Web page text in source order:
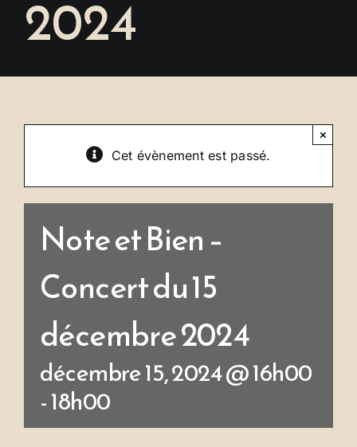
Se connecter
2024
Cet évènement est passé.
×
Note et Bien –
Concert du 15
décembre 2024
décembre 15, 2024 @ 16h00
-18h00